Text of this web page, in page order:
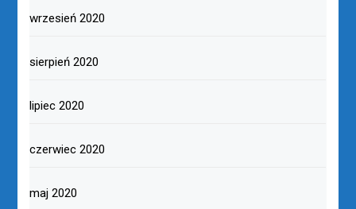
wrzesień 2020
sierpień 2020
lipiec 2020
czerwiec 2020
maj 2020